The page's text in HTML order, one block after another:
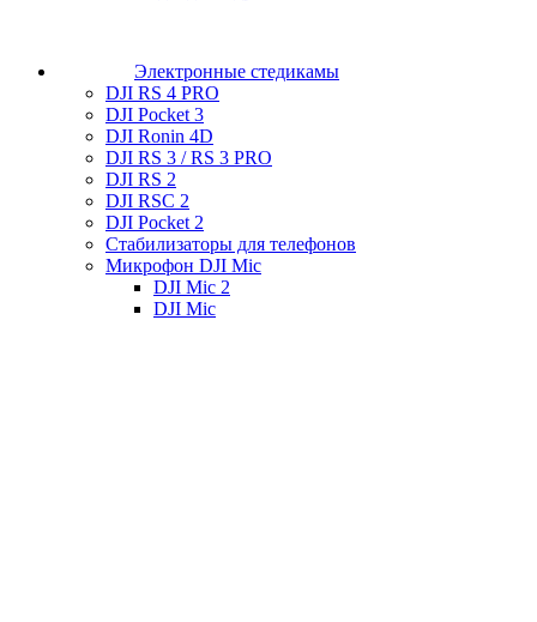
Электронные стедикамы
DJI RS 4 PRO
DJI Pocket 3
DJI Ronin 4D
DJI RS 3 / RS 3 PRO
DJI RS 2
DJI RSC 2
DJI Pocket 2
Стабилизаторы для телефонов
Микрофон DJI Mic
DJI Mic 2
DJI Mic